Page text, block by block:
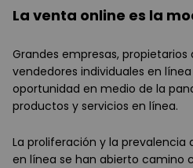
La venta online es la
Grandes empresas,
vendedores individuales en
oportunidad en medio de la
productos y servicios en línea.
La proliferación y la
en línea se han abierto camino